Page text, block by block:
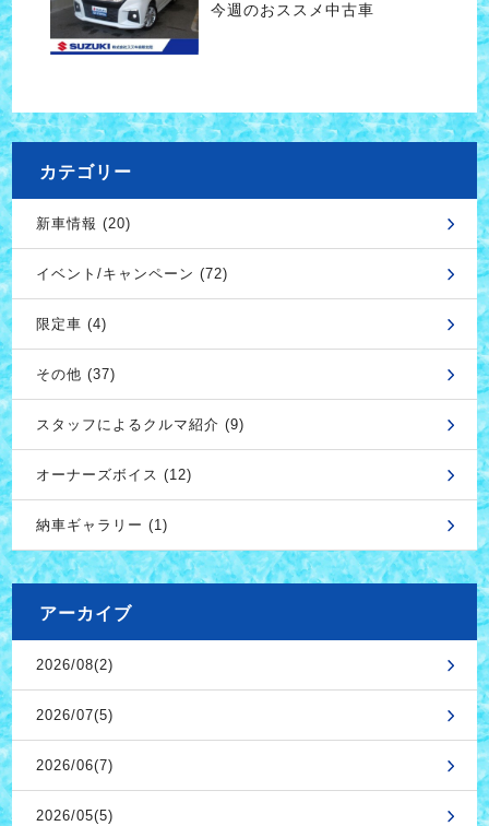
今週のおススメ中古車
カテゴリー
新車情報 (20)
イベント/キャンペーン (72)
限定車 (4)
その他 (37)
スタッフによるクルマ紹介 (9)
オーナーズボイス (12)
納車ギャラリー (1)
アーカイブ
2026/08(2)
2026/07(5)
2026/06(7)
2026/05(5)